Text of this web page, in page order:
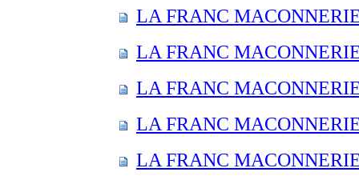
LA FRANC
LA FRANC
LA FRANC
LA FRANC
LA FRANC